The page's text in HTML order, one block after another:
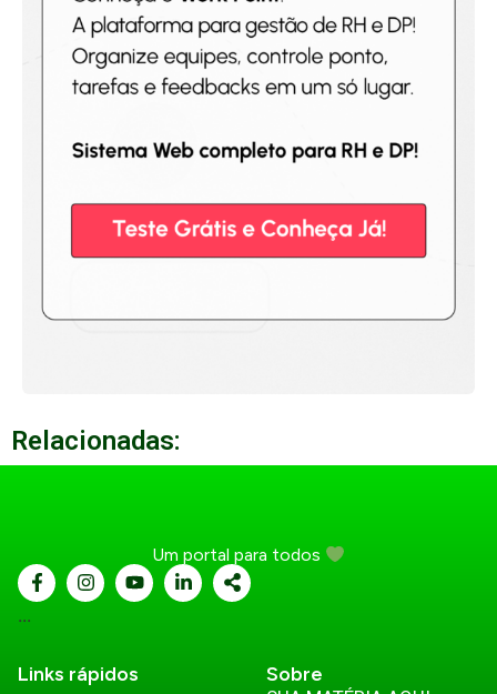
Relacionadas:
Um portal para todos
...
Links rápidos Sobre